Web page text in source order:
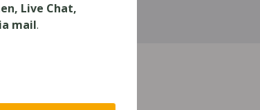
Live Chat,
mail.